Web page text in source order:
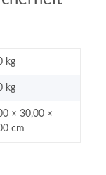
kg
kg
× 30,00 ×
cm